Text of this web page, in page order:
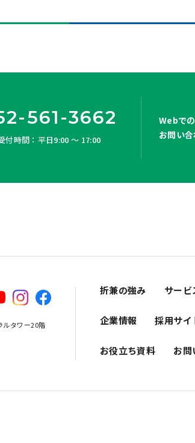
561-3662
付時間：平日9:00 ～ 17:00
Webでの
お問い
ルタワー20階
折兼の強み サービ
企業情報 採用サイ
お役立ち資料 お問